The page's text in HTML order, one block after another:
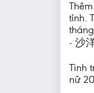
tỉnh.
- 沙
Tình
nữ